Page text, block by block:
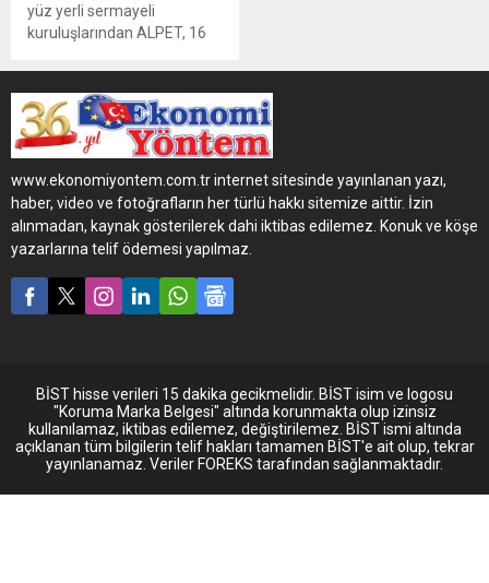
yüz yerli sermayeli
kuruluşlarından ALPET, 16
gerçekleştirdiği satış
toplantısıyla, önümüzdeki
yıla yönelik hedef ve
stratejilerini açıkladı.
www.ekonomiyontem.com.tr internet sitesinde yayınlanan yazı,
haber, video ve fotoğrafların her türlü hakkı sitemize aittir. İzin
alınmadan, kaynak gösterilerek dahi iktibas edilemez. Konuk ve köşe
yazarlarına telif ödemesi yapılmaz.
BİST hisse verileri 15 dakika gecikmelidir. BİST isim ve logosu
"Koruma Marka Belgesi" altında korunmakta olup izinsiz
kullanılamaz, iktibas edilemez, değiştirilemez. BİST ismi altında
açıklanan tüm bilgilerin telif hakları tamamen BİST'e ait olup, tekrar
yayınlanamaz. Veriler FOREKS tarafından sağlanmaktadır.